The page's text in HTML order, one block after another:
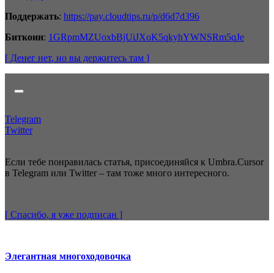
Поддержать: https://pay.cloudtips.ru/p/d6d7d396
Биткоин: 1GRpmMZUoxbBjUiJXoK5qkyhYWNSRm5qJe
[ Денег нет, но вы держитесь там ]
Telegram
Twitter
Если тебе понравилась статья, присоединяйся к Umbra.Cursor
в Telegram или Twitter – там тоже много интересного.
[ Спасибо, я уже подписан ]
Элегантная многоходовочка